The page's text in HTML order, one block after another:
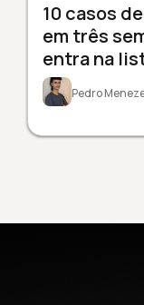
10 casos
em três
entra na
Pedro